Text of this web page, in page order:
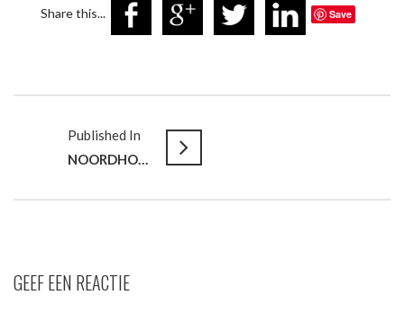
Share this... Save
Published In
NOORDHOFF HEALTH // Teamvorming na fusie in nieuw kantoor
GEEF EEN REACTIE